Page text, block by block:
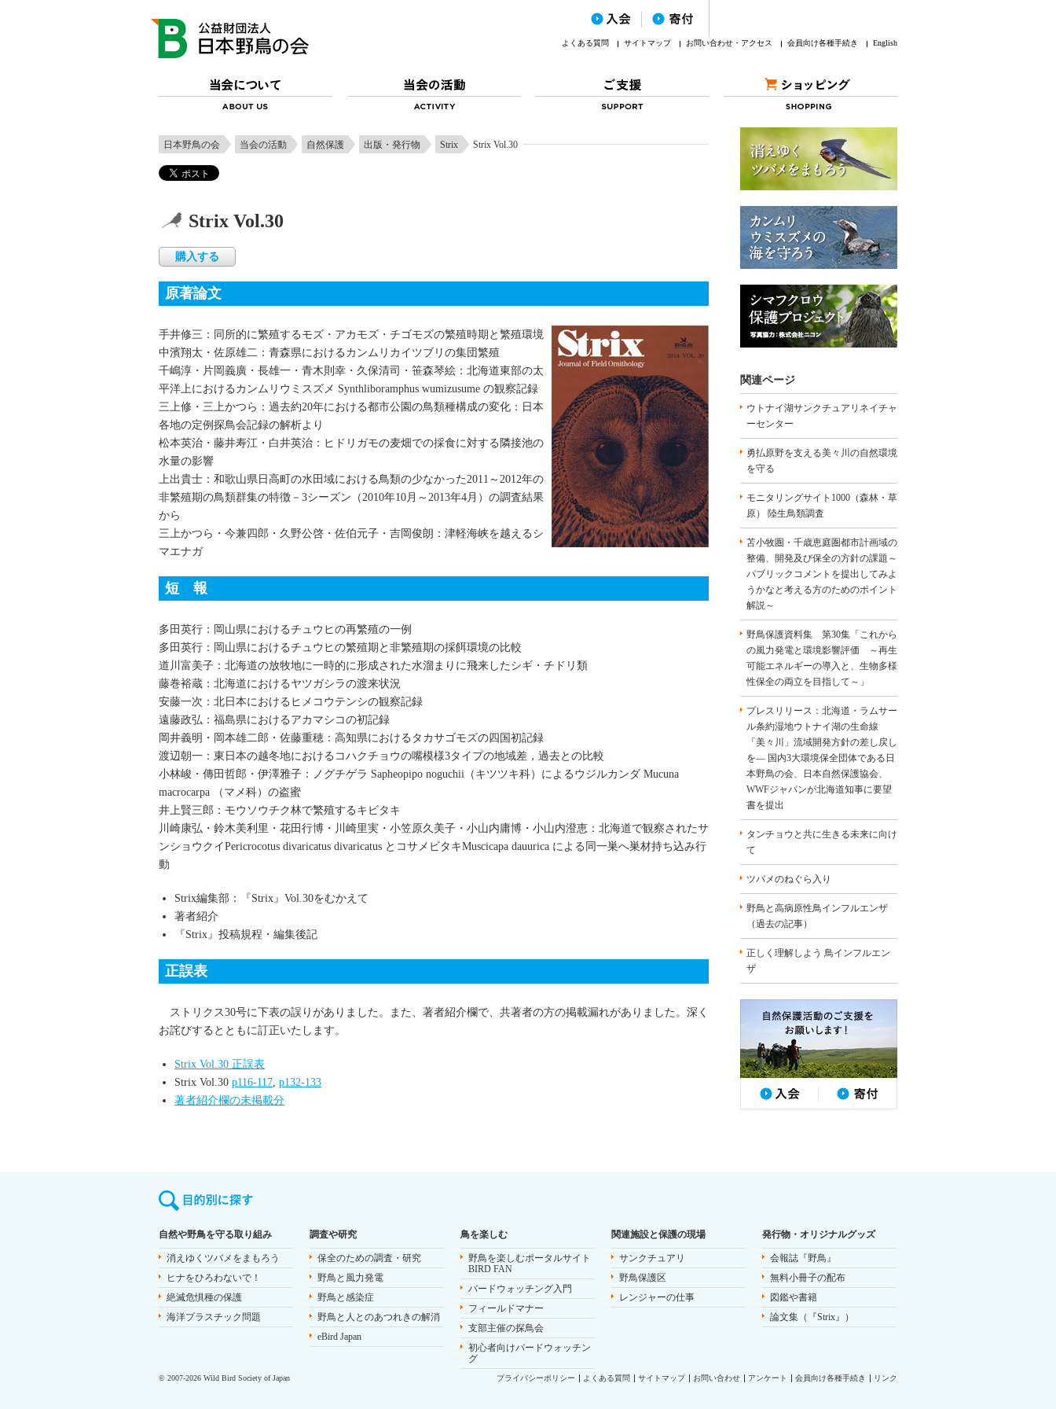
よくある質問 サイトマップ お問い合わせ・アクセス 会員向け各種手続き English
日本野鳥の会 当会の活動 自然保護 出版・発行物 Strix Strix Vol.30
Strix Vol.30
購入する
原著論文
手井修三：同所的に繁殖するモズ・アカモズ・チゴモズの繁殖時期と繁殖環境
中濱翔太・佐原雄二：青森県におけるカンムリカイツブリの集団繁殖
千嶋淳・片岡義廣・長雄一・青木則幸・久保清司・笹森琴絵：北海道東部の太
平洋上におけるカンムリウミスズメ Synthliboramphus wumizusume の観察記録
三上修・三上かつら：過去約20年における都市公園の鳥類種構成の変化：日本
各地の定例探鳥会記録の解析より
松本英治・藤井寿江・白井英治：ヒドリガモの麦畑での採食に対する隣接池の
水量の影響
上出貴士：和歌山県日高町の水田域における鳥類の少なかった2011～2012年の
非繁殖期の鳥類群集の特徴－3シーズン（2010年10月～2013年4月）の調査結果
から
三上かつら・今兼四郎・久野公啓・佐伯元子・吉岡俊朗：津軽海峡を越えるシ
マエナガ
短 報
多田英行：岡山県におけるチュウヒの再繁殖の一例
多田英行：岡山県におけるチュウヒの繁殖期と非繁殖期の採餌環境の比較
道川富美子：北海道の放牧地に一時的に形成された水溜まりに飛来したシギ・チドリ類
藤巻裕蔵：北海道におけるヤツガシラの渡来状況
安藤一次：北日本におけるヒメコウテンシの観察記録
遠藤政弘：福島県におけるアカマシコの初記録
岡井義明・岡本雄二郎・佐藤重穂：高知県におけるタカサゴモズの四国初記録
渡辺朝一：東日本の越冬地におけるコハクチョウの嘴模様3タイプの地域差，過去との比較
小林峻・傳田哲郎・伊澤雅子：ノグチゲラ Sapheopipo noguchii（キツツキ科）によるウジルカンダ Mucuna
macrocarpa （マメ科）の盗蜜
井上賢三郎：モウソウチク林で繁殖するキビタキ
川崎康弘・鈴木美利里・花田行博・川崎里実・小笠原久美子・小山内庸博・小山内澄恵：北海道で観察されたサ
ンショウクイPericrocotus divaricatus divaricatus とコサメビタキMuscicapa dauurica による同一巣へ巣材持ち込み行
動
Strix編集部：『Strix』Vol.30をむかえて
著者紹介
『Strix』投稿規程・編集後記
正誤表
ストリクス30号に下表の誤りがありました。また、著者紹介欄で、共著者の方の掲載漏れがありました。深く
お詫びするとともに訂正いたします。
Strix Vol.30 正誤表
Strix Vol.30 p116-117, p132-133
著者紹介欄の未掲載分
関連ページ
ウトナイ湖サンクチュアリネイチャ
ーセンター
勇払原野を支える美々川の自然環境
を守る
モニタリングサイト1000（森林・草
原） 陸生鳥類調査
苫小牧圏・千歳恵庭圏都市計画域の
整備、開発及び保全の方針の課題～
パブリックコメントを提出してみよ
うかなと考える方のためのポイント
解説～
野鳥保護資料集 第30集「これから
の風力発電と環境影響評価 ～再生
可能エネルギーの導入と、生物多様
性保全の両立を目指して～」
プレスリリース：北海道・ラムサー
ル条約湿地ウトナイ湖の生命線
「美々川」流域開発方針の差し戻し
を― 国内3大環境保全団体である日
本野鳥の会、日本自然保護協会、
WWFジャパンが北海道知事に要望
書を提出
タンチョウと共に生きる未来に向け
て
ツバメのねぐら入り
野鳥と高病原性鳥インフルエンザ
（過去の記事）
正しく理解しよう 鳥インフルエン
ザ
自然や野鳥を守る取り組み
消えゆくツバメをまもろう
ヒナをひろわないで！
絶滅危惧種の保護
海洋プラスチック問題
調査や研究
保全のための調査・研究
野鳥と風力発電
野鳥と感染症
野鳥と人とのあつれきの解消
eBird Japan
鳥を楽しむ
野鳥を楽しむポータルサイト
BIRD FAN
バードウォッチング入門
フィールドマナー
支部主催の探鳥会
初心者向けバードウォッチン
グ
関連施設と保護の現場
サンクチュアリ
野鳥保護区
レンジャーの仕事
発行物・オリジナルグッズ
会報誌『野鳥』
無料小冊子の配布
図鑑や書籍
論文集（『Strix』）
プライバシーポリシー よくある質問 サイトマップ お問い合わせ アンケート 会員向け各種手続き リンク
© 2007-2026 Wild Bird Society of Japan